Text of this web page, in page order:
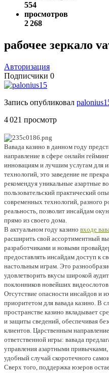
554
просмотров
2 268
рабочее зеркало
Авторизация
Подписчики 0
Запись опубликовал
4 021 просмотр
Вавада казино в данном году
направление в сфере онлайн
инновациям и лучшим услугам для
технологий, это заведение не
рекомендуя уникальные азартные
пользовательский практический
современных технологий, разного
реальность, позволит инсайдам
прямо из своего дома.
В актуальном году казино входе
расширить свой ассортиментный
разработчиками и новыми
предоставлять инсайдам доступ к
настольным играм. Это
удовлетворить вкусы широкой
поклонников новейших
Отсутствие опасности инсайдов и
приоритетом для вавада казино. В
пространстве казино вкладывает
и защиты сведений, обеспечивая
клиентов. Царственным
ответственной игры: вавада
управления азартными
удобный случай скоротечного
Сверх того, поддержка юзеров